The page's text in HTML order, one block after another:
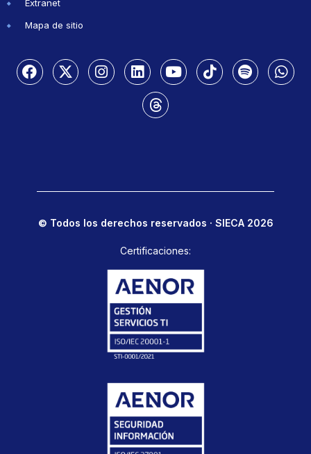
Extranet
Mapa de sitio
© Todos los derechos reservados · SIECA 2026
Certificaciones: